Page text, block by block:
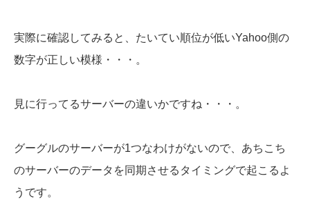
実際に確認してみると、たいてい順位が低いYahoo側の
数字が正しい模様・・・。
見に行ってるサーバーの違いかですね・・・。
グーグルのサーバーが1つなわけがないので、あちこち
のサーバーのデータを同期させるタイミングで起こるよ
うです。